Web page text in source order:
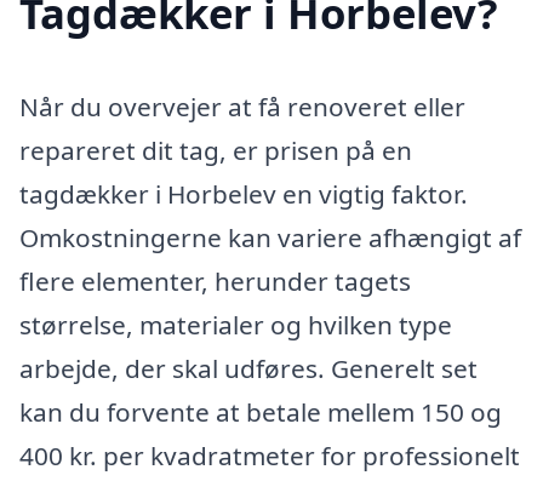
Tagdækker i Horbelev?
Når du overvejer at få renoveret eller
repareret dit tag, er prisen på en
tagdækker i Horbelev en vigtig faktor.
Omkostningerne kan variere afhængigt af
flere elementer, herunder tagets
størrelse, materialer og hvilken type
arbejde, der skal udføres. Generelt set
kan du forvente at betale mellem 150 og
400 kr. per kvadratmeter for professionelt